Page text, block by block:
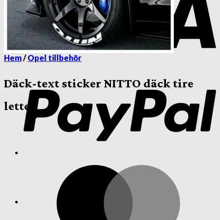
Hem/ Opel tillbehör
Däck-text sticker NITTO däck tire
letter